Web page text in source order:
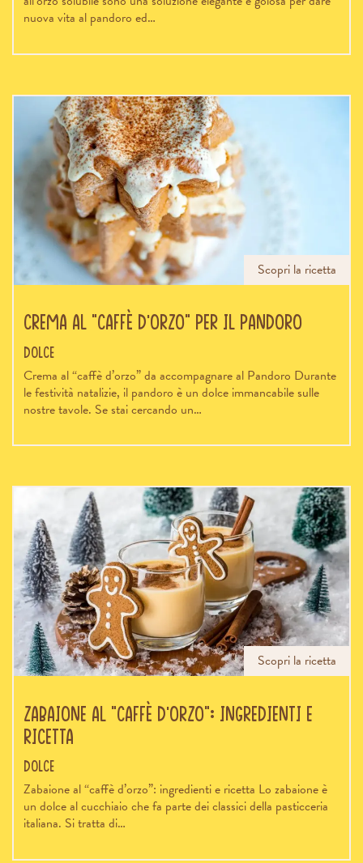
nuova vita al pandoro ed…
Scopri la ricetta
Crema al “caffè d’orzo” per il Pandoro
Dolce
Crema al “caffè d’orzo” da accompagnare al Pandoro Durante
le festività natalizie, il pandoro è un dolce immancabile sulle
nostre tavole. Se stai cercando un…
Scopri la ricetta
Zabaione al “caffè d’orzo”: ingredienti e
ricetta
Dolce
Zabaione al “caffè d’orzo”: ingredienti e ricetta Lo zabaione è
un dolce al cucchiaio che fa parte dei classici della pasticceria
italiana. Si tratta di…